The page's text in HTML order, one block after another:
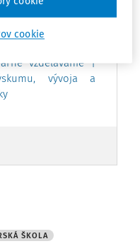
poučenia o
zákonným
vzdelávanie |
vývoja a
ŠKOLA
cookie